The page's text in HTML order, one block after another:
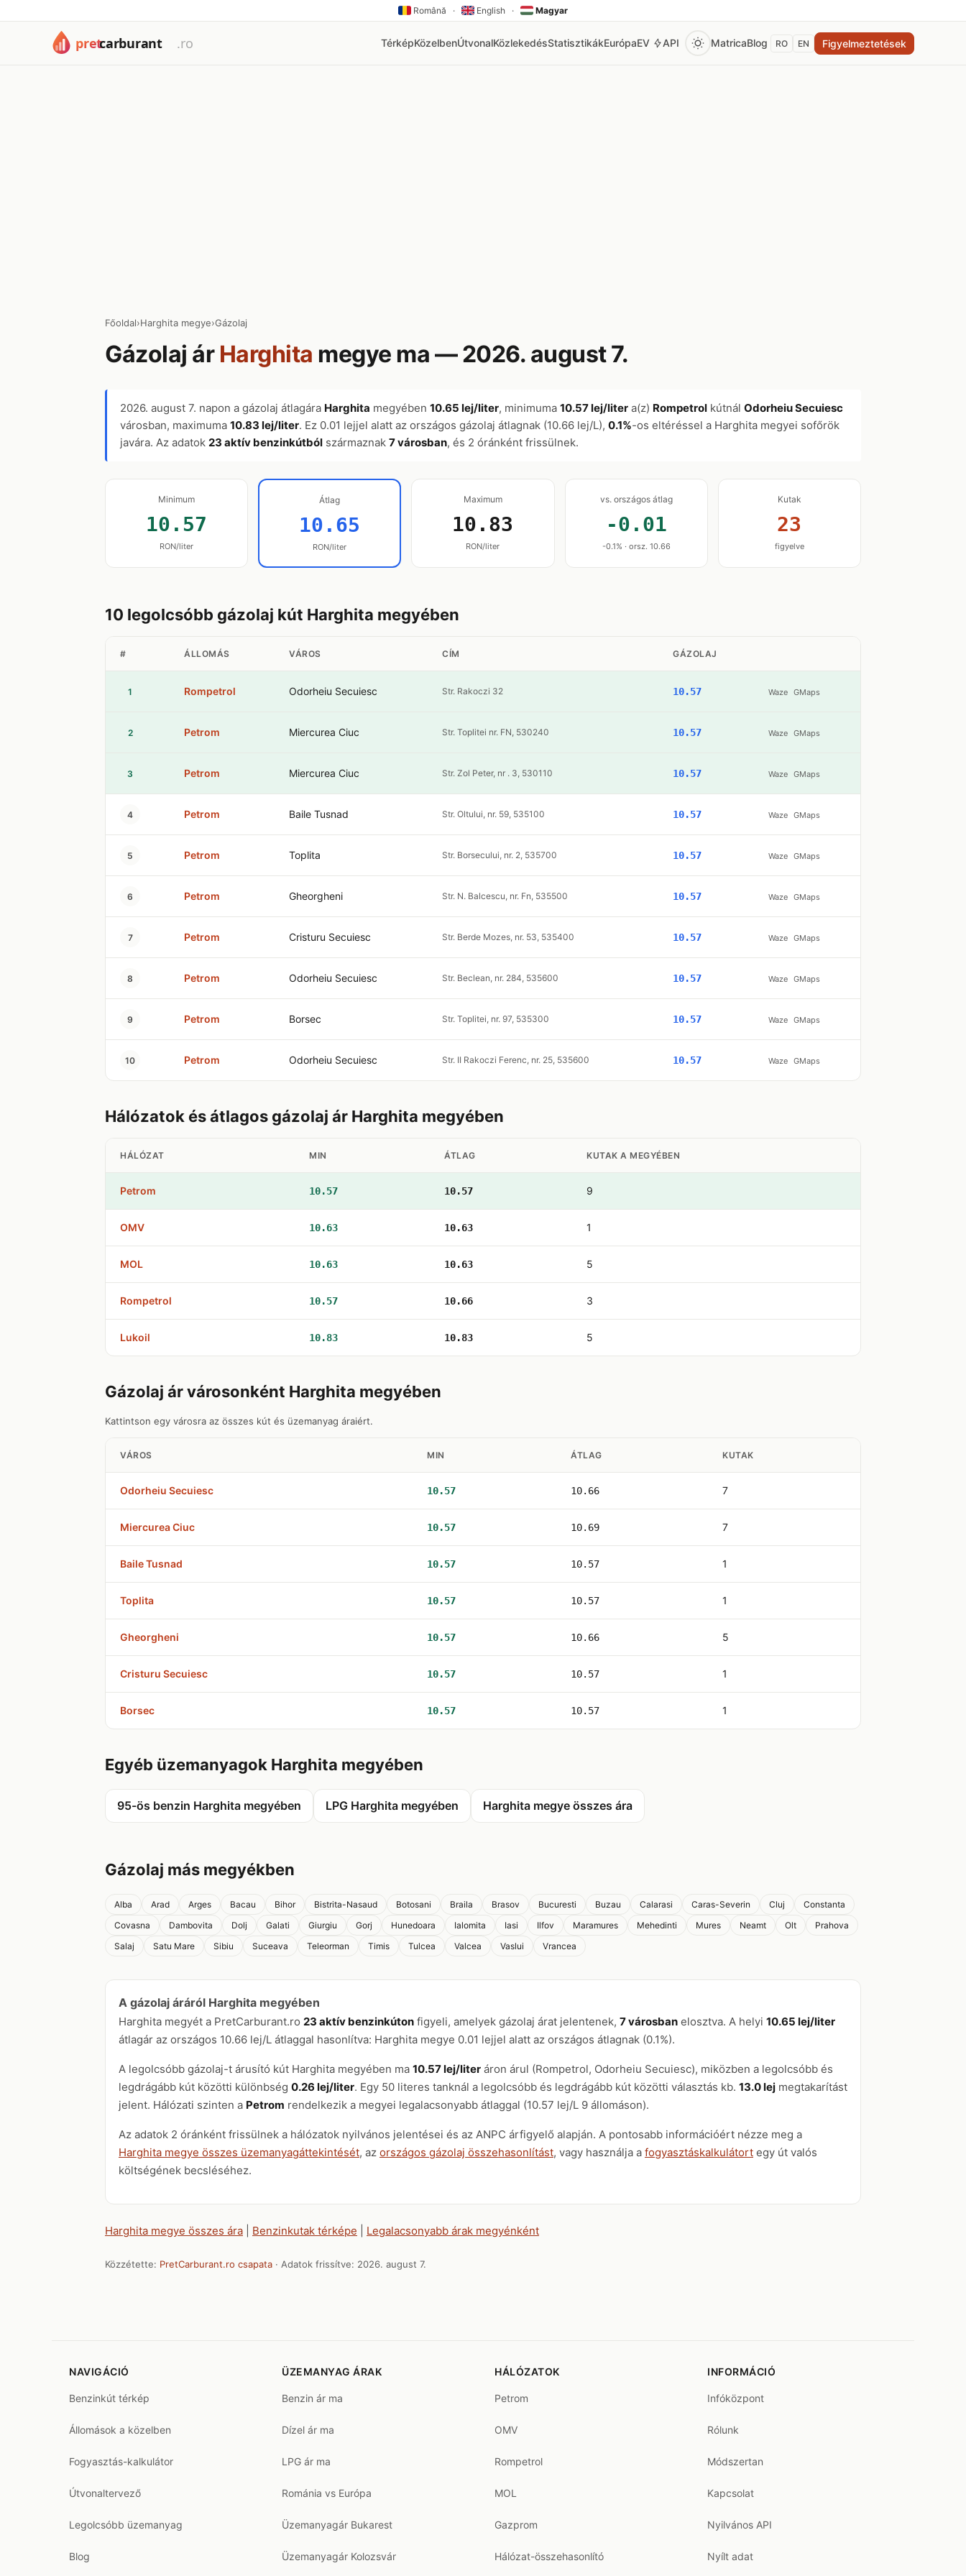
Română · English · Magyar
TérképKözelbenÚtvonalKözlekedésStatisztikákEurópaEV API MatricaBlog RO EN Figyelmeztetések
Főoldal›Harghita megye›Gázolaj
Gázolaj ár Harghita megye ma — 2026. august 7.
2026. august 7. napon a gázolaj átlagára Harghita megyében 10.65 lej/liter, minimuma 10.57 lej/liter a(z) Rompetrol kútnál Odorheiu Secuiesc
városban, maximuma 10.83 lej/liter. Ez 0.01 lejjel alatt az országos gázolaj átlagnak (10.66 lej/L), 0.1%-os eltéréssel a Harghita megyei sofőrök
javára. Az adatok 23 aktív benzinkútból származnak 7 városban, és 2 óránként frissülnek.
Minimum
10.57
RON/liter
Átlag
10.65
RON/liter
Maximum
10.83
RON/liter
vs. országos átlag
-0.01
-0.1% · orsz. 10.66
Kutak
23
figyelve
10 legolcsóbb gázolaj kút Harghita megyében
# ÁLLOMÁS VÁROS CÍM GÁZOLAJ
1 Rompetrol Odorheiu Secuiesc Str. Rakoczi 32 10.57 Waze GMaps
2 Petrom Miercurea Ciuc Str. Toplitei nr. FN, 530240 10.57 Waze GMaps
3 Petrom Miercurea Ciuc Str. Zol Peter, nr . 3, 530110 10.57 Waze GMaps
4 Petrom Baile Tusnad Str. Oltului, nr. 59, 535100 10.57 Waze GMaps
5 Petrom Toplita Str. Borsecului, nr. 2, 535700 10.57 Waze GMaps
6 Petrom Gheorgheni Str. N. Balcescu, nr. Fn, 535500 10.57 Waze GMaps
7 Petrom Cristuru Secuiesc Str. Berde Mozes, nr. 53, 535400 10.57 Waze GMaps
8 Petrom Odorheiu Secuiesc Str. Beclean, nr. 284, 535600 10.57 Waze GMaps
9 Petrom Borsec Str. Toplitei, nr. 97, 535300 10.57 Waze GMaps
10 Petrom Odorheiu Secuiesc Str. II Rakoczi Ferenc, nr. 25, 535600 10.57 Waze GMaps
Hálózatok és átlagos gázolaj ár Harghita megyében
HÁLÓZAT MIN ÁTLAG KUTAK A MEGYÉBEN
Petrom 10.57 10.57 9
OMV 10.63 10.63 1
MOL 10.63 10.63 5
Rompetrol 10.57 10.66 3
Lukoil 10.83 10.83 5
Gázolaj ár városonként Harghita megyében
Kattintson egy városra az összes kút és üzemanyag áraiért.
VÁROS MIN ÁTLAG KUTAK
Odorheiu Secuiesc 10.57 10.66 7
Miercurea Ciuc 10.57 10.69 7
Baile Tusnad 10.57 10.57 1
Toplita 10.57 10.57 1
Gheorgheni 10.57 10.66 5
Cristuru Secuiesc 10.57 10.57 1
Borsec 10.57 10.57 1
Egyéb üzemanyagok Harghita megyében
95-ös benzin Harghita megyében LPG Harghita megyében Harghita megye összes ára
Gázolaj más megyékben
Alba Arad Arges Bacau Bihor Bistrita-Nasaud Botosani Braila Brasov Bucuresti Buzau Calarasi Caras-Severin Cluj
Constanta
Covasna
Dambovita Dolj Galati Giurgiu Gorj Hunedoara Ialomita Iasi Ilfov Maramures Mehedinti Mures Neamt Olt
Prahova
Salaj
Satu Mare Sibiu Suceava Teleorman Timis Tulcea Valcea Vaslui Vrancea
A gázolaj áráról Harghita megyében
Harghita megyét a PretCarburant.ro 23 aktív benzinkúton figyeli, amelyek gázolaj árat jelentenek, 7 városban elosztva. A helyi 10.65 lej/liter
átlagár az országos 10.66 lej/L átlaggal hasonlítva: Harghita megye 0.01 lejjel alatt az országos átlagnak (0.1%).
A legolcsóbb gázolaj-t árusító kút Harghita megyében ma 10.57 lej/liter áron árul (Rompetrol, Odorheiu Secuiesc), miközben a legolcsóbb és
legdrágább kút közötti különbség 0.26 lej/liter. Egy 50 literes tanknál a legolcsóbb és legdrágább kút közötti választás kb. 13.0 lej megtakarítást
jelent. Hálózati szinten a Petrom rendelkezik a megyei legalacsonyabb átlaggal (10.57 lej/L 9 állomáson).
Az adatok 2 óránként frissülnek a hálózatok nyilvános jelentései és az ANPC árfigyelő alapján. A pontosabb információért nézze meg a
Harghita megye összes üzemanyagáttekintését, az országos gázolaj összehasonlítást, vagy használja a fogyasztáskalkulátort egy út valós
költségének becsléséhez.
Harghita megye összes ára Benzinkutak térképe Legalacsonyabb árak megyénként
Közzétette: PretCarburant.ro csapata · Adatok frissítve: 2026. august 7.
NAVIGÁCIÓ
Benzinkút térkép
Állomások a közelben
Fogyasztás-kalkulátor
Útvonaltervező
Legolcsóbb üzemanyag
Blog
ÜZEMANYAG ÁRAK
Benzin ár ma
Dízel ár ma
LPG ár ma
Románia vs Európa
Üzemanyagár Bukarest
Üzemanyagár Kolozsvár
HÁLÓZATOK
Petrom
OMV
Rompetrol
MOL
Gazprom
Hálózat-összehasonlító
INFORMÁCIÓ
Infóközpont
Rólunk
Módszertan
Kapcsolat
Nyilvános API
Nyílt adat